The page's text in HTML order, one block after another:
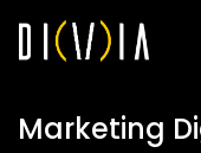
Marketing